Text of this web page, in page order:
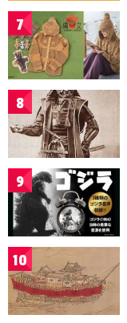
7
8
9
10